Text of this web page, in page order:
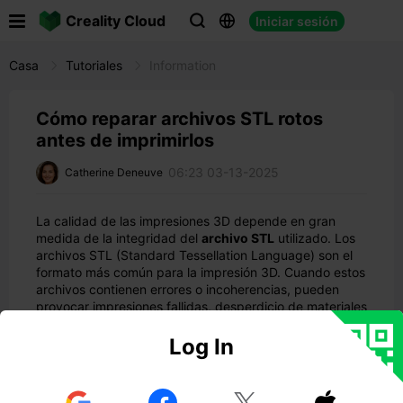
Creality Cloud   Iniciar sesión
Casa Tutoriales
Cómo reparar archivos STL rotos
antes de imprimirlos
Catherine Deneuve 06:23 03-13-2025
La calidad de las impresiones 3D depende en gran
medida de la integridad del archivo STL utilizado. Los
archivos STL (Standard Tessellation Language) son el
formato más común para la impresión 3D. Cuando estos
archivos contienen errores o incoherencias, pueden
provocar impresiones fallidas, desperdicio de materiales
En esta guía, exploraremos los
problemas comunes
Log In